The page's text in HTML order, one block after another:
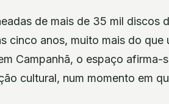
de mais de 35 mil discos
cinco anos, muito mais do
Campanhã, o espaço afirma-
cultural, num momento em